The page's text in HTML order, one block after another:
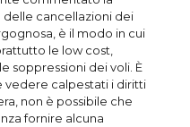
delle cancellazioni dei
è il modo in cui
le low cost,
soppressioni dei voli. È
vedere calpestati i diritti
non è possibile che
fornire alcuna